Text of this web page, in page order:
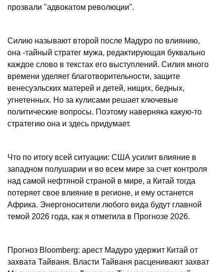
прозвали "адвокатом революции".
Силию называют второй после Мадуро по влиянию,
она -тайный стратег мужа, редактирующая буквально
каждое слово в текстах его выступлений. Силия много
времени уделяет благотворительности, защите
венесуэльских матерей и детей, нищих, бедных,
угнетенных. Но за кулисами решает ключевые
политические вопросы.​ Поэтому наверняка какую-то
стратегию она и здесь придумает.
Что по итогу всей ситуации: США усилит влияние в
западном полушарии и во всем мире за счет контроля
над самой нефтяной страной в мире, а Китай тогда
потеряет свое влияние в регионе, и ему останется
Африка. Энергоносители любого вида будут главной
темой 2026 года, как я отметила в Прогнозе 2026.
Прогноз Bloomberg: арест Мадуро удержит Китай от
захвата Тайваня. Власти Тайваня расценивают захват